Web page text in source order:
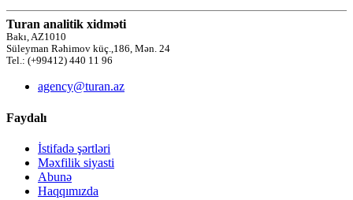
Turan analitik xidməti
Bakı, AZ1010
Süleyman Rəhimov küç.,186, Mən. 24
Tel.: (+99412) 440 11 96
agency@turan.az
Faydalı
İstifadə şərtləri
Məxfilik siyasti
Abunə
Haqqımızda